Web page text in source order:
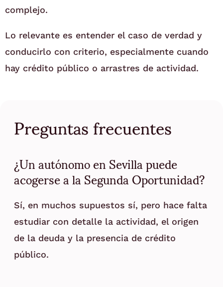
complejo.
Lo relevante es entender el caso de verdad y
conducirlo con criterio, especialmente cuando
hay crédito público o arrastres de actividad.
Preguntas frecuentes
¿Un autónomo en Sevilla puede
acogerse a la Segunda Oportunidad?
Sí, en muchos supuestos sí, pero hace falta
estudiar con detalle la actividad, el origen
de la deuda y la presencia de crédito
público.